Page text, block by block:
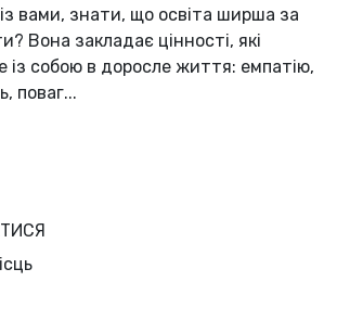
вами, знати, що освіта ширша за
Вона закладає цінності, які
собою в доросле життя: емпатію,
поваг...